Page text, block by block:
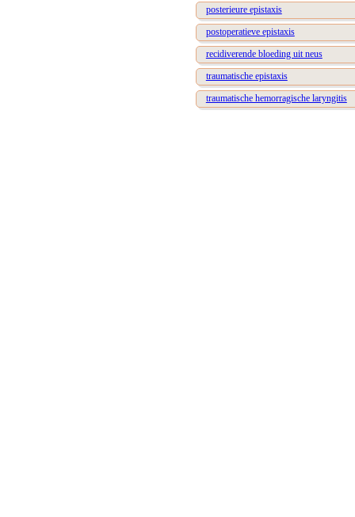
posterieure epistaxis
postoperatieve epistaxis
recidiverende bloeding uit neus
traumatische epistaxis
traumatische hemorragische laryngitis